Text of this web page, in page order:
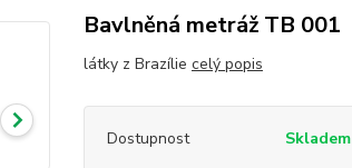
Bavlněná metráž TB 001
látky z Brazílie celý popis
Dostupnost Skladem